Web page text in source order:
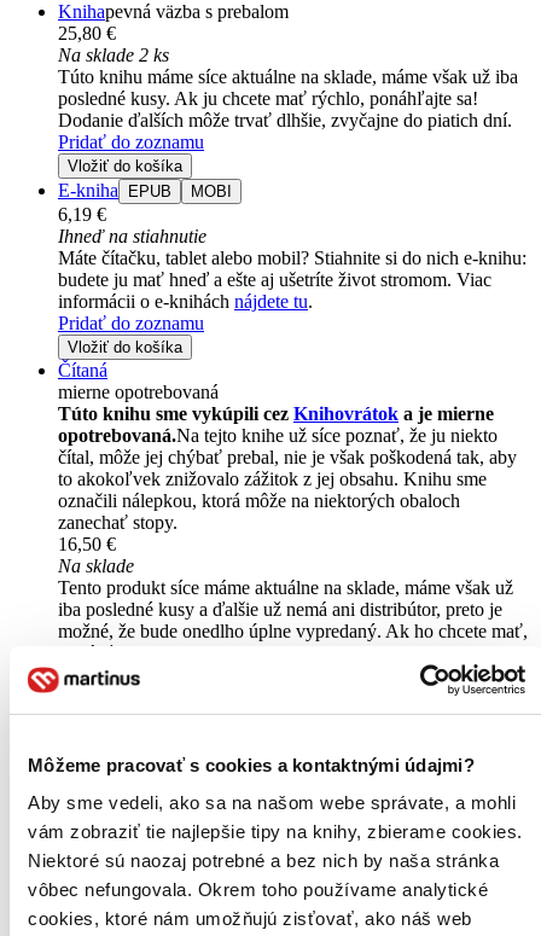
Môžeme pracovať s cookies a kontaktnými údajmi?
Aby sme vedeli, ako sa na našom webe správate, a mohli
vám zobraziť tie najlepšie tipy na knihy, zbierame cookies.
Niektoré sú naozaj potrebné a bez nich by naša stránka
vôbec nefungovala. Okrem toho používame analytické
cookies, ktoré nám umožňujú zisťovať, ako náš web
Knihapevná väzba s prebalom
25,80 €
Na sklade 2 ks
Túto knihu máme síce aktuálne na sklade, máme však už iba
posledné kusy. Ak ju chcete mať rýchlo, ponáhľajte sa!
Dodanie ďalších môže trvať dlhšie, zvyčajne do piatich dní.
Pridať do zoznamu
Vložiť do košíka
E-kniha EPUB MOBI
6,19 €
Ihneď na stiahnutie
Máte čítačku, tablet alebo mobil? Stiahnite si do nich e-knihu:
budete ju mať hneď a ešte aj ušetríte život stromom. Viac
informácii o e-knihách nájdete tu.
Pridať do zoznamu
Vložiť do košíka
Čítaná
mierne opotrebovaná
Túto knihu sme vykúpili cez Knihovrátok a je mierne
opotrebovaná.Na tejto knihe už síce poznať, že ju niekto
čítal, môže jej chýbať prebal, nie je však poškodená tak, aby
to akokoľvek znižovalo zážitok z jej obsahu. Knihu sme
označili nálepkou, ktorá môže na niektorých obaloch
zanechať stopy.
16,50 €
Na sklade
Tento produkt síce máme aktuálne na sklade, máme však už
iba posledné kusy a ďalšie už nemá ani distribútor, preto je
možné, že bude onedlho úplne vypredaný. Ak ho chcete mať,
ponáhľajte sa!
Vložiť do košíka